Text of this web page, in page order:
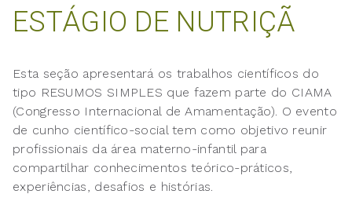
ESTÁGIO DE NUTRIÇÃ
Esta seção apresentará os trabalhos científicos do
tipo RESUMOS SIMPLES que fazem parte do CIAMA
(Congresso Internacional de Amamentação). O evento
de cunho científico-social tem como objetivo reunir
profissionais da área materno-infantil para
compartilhar conhecimentos teórico-práticos,
experiências, desafios e histórias.